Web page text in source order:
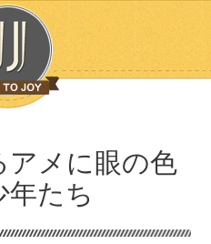
アメに眼の色
年たち